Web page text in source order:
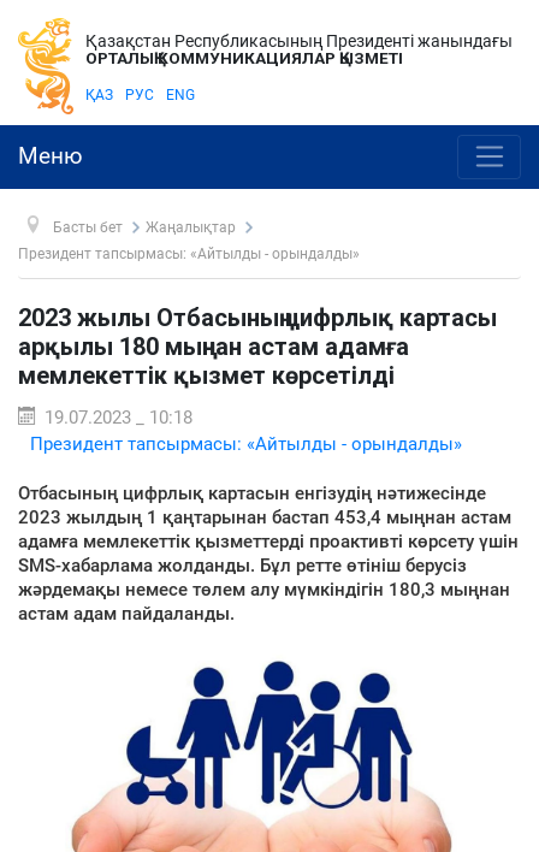
Қазақстан Республикасының Президенті жанындағы
ОРТАЛЫҚ КОММУНИКАЦИЯЛАР ҚЫЗМЕТІ
ҚАЗ РУС ENG
Меню
Басты бет
Жаңалықтар
Президент тапсырмасы: «Айтылды - орындалды»
2023 жылы Отбасының цифрлық картасы
арқылы 180 мыңнан астам адамға
мемлекеттік қызмет көрсетілді
19.07.2023 _ 10:18
Президент тапсырмасы: «Айтылды - орындалды»
Отбасының цифрлық картасын енгізудің нәтижесінде
2023 жылдың 1 қаңтарынан бастап 453,4 мыңнан астам
адамға мемлекеттік қызметтерді проактивті көрсету үшін
SMS-хабарлама жолданды. Бұл ретте өтініш берусіз
жәрдемақы немесе төлем алу мүмкіндігін 180,3 мыңнан
астам адам пайдаланды.